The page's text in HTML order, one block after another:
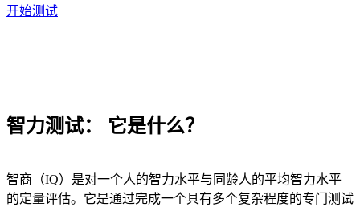
开始测试
智力测试： 它是什么？
智商（IQ）是对一个人的智力水平与同龄人的平均智力水平
的定量评估。它是通过完成一个具有多个复杂程度的专门测试